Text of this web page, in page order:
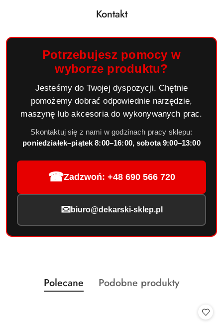
Kontakt
Potrzebujesz pomocy w
wyborze produktu?
Jesteśmy do Twojej dyspozycji. Chętnie
pomożemy dobrać odpowiednie narzędzie,
maszynę lub akcesoria do wykonywanych prac.
Skontaktuj się z nami w godzinach pracy sklepu:
poniedziałek–piątek 8:00–16:00, sobota 9:00–13:00
☎Zadzwoń: +48 690 566 720
✉ biuro@dekarski-sklep.pl
Pomiń karuzelę produktów
Produkty
o
Polecane
Produkty
Podobne produkty